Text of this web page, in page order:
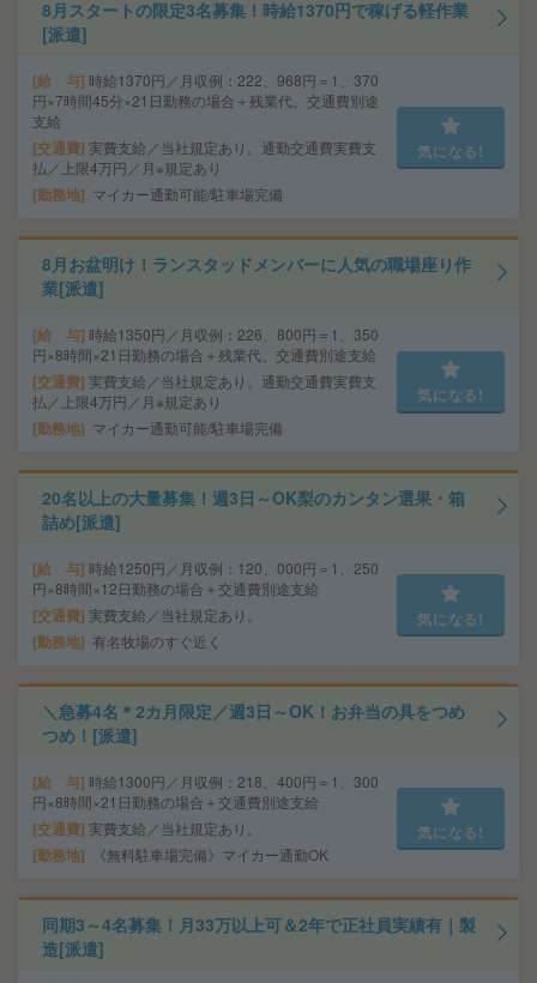
8月スタートの限定3名募集！時給1370円で稼げる軽作業
[派遣]
給 与 時給1370円／月収例：222、968円＝1、370
円×7時間45分×21日勤務の場合＋残業代、交通費別途
支給
交通費 実費支給／当社規定あり。通勤交通費実費支
払／上限4万円／月※規定あり
勤務地 マイカー通勤可能/駐車場完備
気になる!
8月お盆明け！ランスタッドメンバーに人気の職場座り作
業[派遣]
給 与 時給1350円／月収例：226、800円＝1、350
円×8時間×21日勤務の場合＋残業代、交通費別途支給
交通費 実費支給／当社規定あり。通勤交通費実費支
払／上限4万円／月※規定あり
勤務地 マイカー通勤可能/駐車場完備
気になる!
20名以上の大量募集！週3日～OK梨のカンタン選果・箱
詰め[派遣]
給 与 時給1250円／月収例：120、000円＝1、250
円×8時間×12日勤務の場合＋交通費別途支給
交通費 実費支給／当社規定あり。
勤務地 有名牧場のすぐ近く
気になる!
＼急募4名＊2カ月限定／週3日～OK！お弁当の具をつめ
つめ！[派遣]
給 与 時給1300円／月収例：218、400円＝1、300
円×8時間×21日勤務の場合＋交通費別途支給
交通費 実費支給／当社規定あり。
勤務地 《無料駐車場完備》マイカー通勤OK
気になる!
同期3～4名募集！月33万以上可＆2年で正社員実績有｜製
造[派遣]